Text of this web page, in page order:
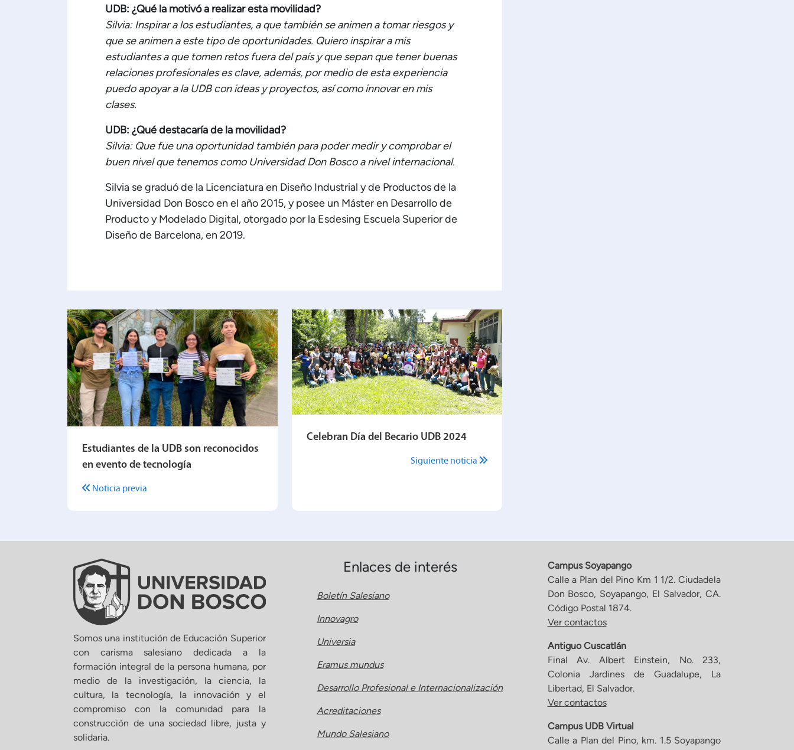
UDB: ¿Qué la motivó a realizar esta movilidad?
Silvia: Inspirar a los estudiantes, a que también se animen a tomar riesgos y
que se animen a este tipo de oportunidades. Quiero inspirar a mis
estudiantes a que tomen retos fuera del país y que sepan que tener buenas
relaciones profesionales es clave, además, por medio de esta experiencia
puedo apoyar a la UDB con ideas y proyectos, así como innovar en mis
clases.
UDB: ¿Qué destacaría de la movilidad?
Silvia: Que fue una oportunidad también para poder medir y comprobar el
buen nivel que tenemos como Universidad Don Bosco a nivel internacional.
Silvia se graduó de la Licenciatura en Diseño Industrial y de Productos de la
Universidad Don Bosco en el año 2015, y posee un Máster en Desarrollo de
Producto y Modelado Digital, otorgado por la Esdesing Escuela Superior de
Diseño de Barcelona, en 2019.
Estudiantes de la UDB son reconocidos
en evento de tecnología
Noticia previa
Celebran Día del Becario UDB 2024
Siguiente noticia
Somos una institución de Educación Superior
con carisma salesiano dedicada a la
formación integral de la persona humana, por
medio de la investigación, la ciencia, la
cultura, la tecnología, la innovación y el
compromiso con la comunidad para la
construcción de una sociedad libre, justa y
solidaria.
Enlaces de interés
Boletín Salesiano
Innovagro
Universia
Eramus mundus
Desarrollo Profesional e Internacionalización
Acreditaciones
Mundo Salesiano
Campus Soyapango
Calle a Plan del Pino Km 1 1/2. Ciudadela
Don Bosco, Soyapango, El Salvador, CA.
Código Postal 1874.
Ver contactos
Antiguo Cuscatlán
Final Av. Albert Einstein, No. 233,
Colonia Jardines de Guadalupe, La
Libertad, El Salvador.
Ver contactos
Campus UDB Virtual
Calle a Plan del Pino, km. 1.5 Soyapango